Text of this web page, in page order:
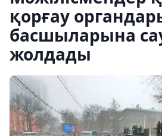
қорғау
басшыларына
жолдады